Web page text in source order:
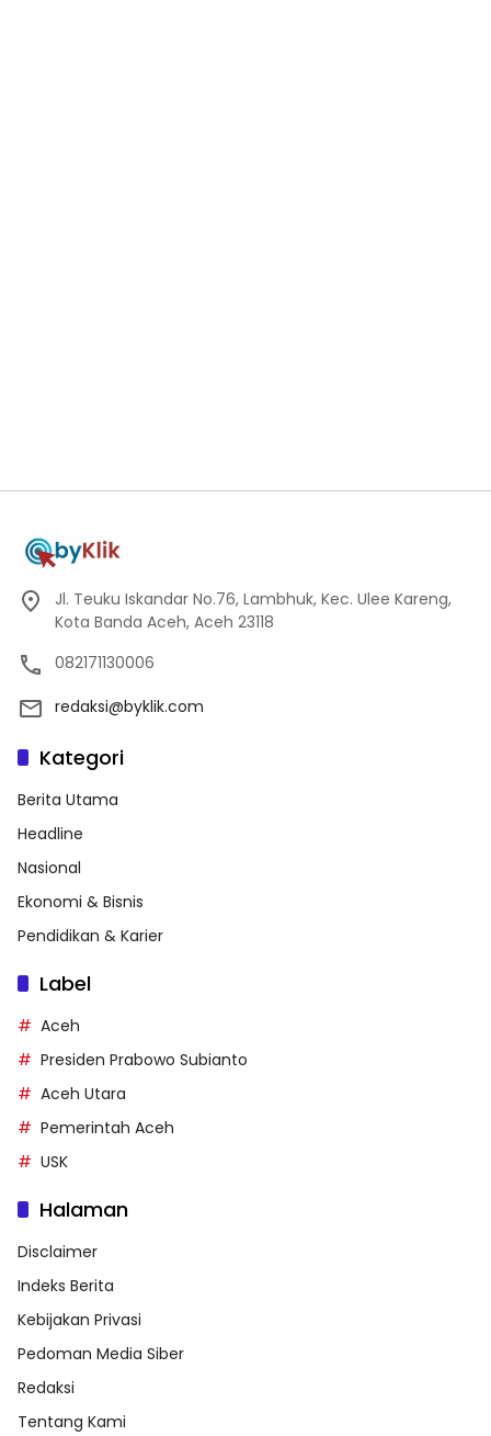
Jl. Teuku Iskandar No.76, Lambhuk, Kec. Ulee Kareng,
Kota Banda Aceh, Aceh 23118
082171130006
redaksi@byklik.com
Kategori
Berita Utama
Headline
Nasional
Ekonomi & Bisnis
Pendidikan & Karier
Label
Aceh
Presiden Prabowo Subianto
Aceh Utara
Pemerintah Aceh
USK
Halaman
Disclaimer
Indeks Berita
Kebijakan Privasi
Pedoman Media Siber
Redaksi
Tentang Kami